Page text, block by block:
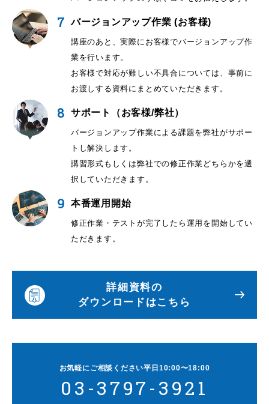
7 バージョンアップ作業 (お客様)
講座のあと、実際にお客様でバージョンアップ作
業を行います。
お客様で対応が難しい不具合については、事前に
お渡しする資料にまとめていただきます。
8 サポート（お客様/弊社）
バージョンアップ作業による課題を弊社がサポー
トし解決します。
講習形式もしくは弊社での修正作業どちらかを選
択していただきます。
9 本番運用開始
修正作業・テストが完了したら運用を開始してい
ただきます。
詳細資料の
ダウンロードはこちら
お気軽にご相談ください平日10:00〜18:00
03-3797-3921